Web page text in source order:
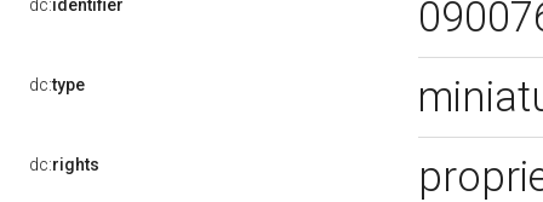
dc:identifier
dc:type
dc:rights